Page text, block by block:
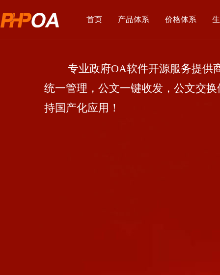
首页 产品体系 价格体系
专业政府OA软件开源服务提供商
统一管理，公文一键收发，公文交
持国产化应用！